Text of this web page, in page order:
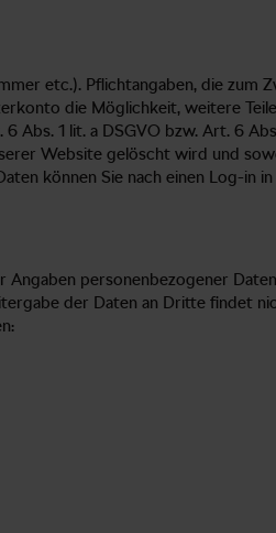
etc.). Pflichtangaben, die
die Möglichkeit, weitere
Abs. 1 lit. a DSGVO bzw. Art. 6
Website gelöscht wird und
können Sie nach einen Log-
personenbezogener
der Daten an Dritte findet